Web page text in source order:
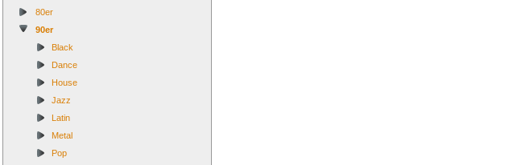
80er
90er
Black
Dance
House
Jazz
Latin
Metal
Pop